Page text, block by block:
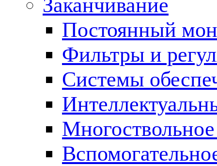
Заканчивание
Постоянный
Фильтры и
Cистемы